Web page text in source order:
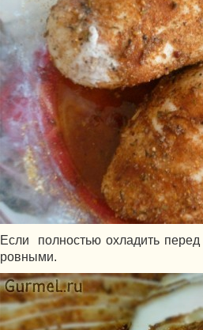
Если полностью охладить перед
ровными.